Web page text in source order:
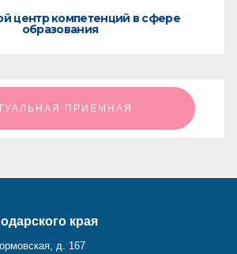
центр компетенций в сфере
образования
ㅤㅤВИРТУАЛЬНАЯ ПРИЕМНАЯㅤㅤㅤㅤㅤㅤㅤㅤㅤ
края
д. 167